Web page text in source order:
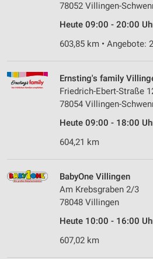
78052 Villingen-
Heute 09:00 - 20:00
603,85 km • Angebote:
Ernsting's family
Friedrich-Ebert-Straße
78054 Villingen-
Heute 09:00 - 18:00
604,21 km
BabyOne Villingen
Am Krebsgraben 2/3
78048 Villingen
Heute 10:00 - 16:00
607,02 km